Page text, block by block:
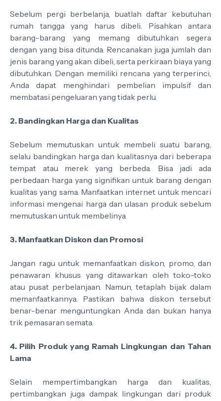
Sebelum pergi berbelanja, buatlah daftar kebutuhan
rumah tangga yang harus dibeli. Pisahkan antara
barang-barang yang memang dibutuhkan segera
dengan yang bisa ditunda. Rencanakan juga jumlah dan
jenis barang yang akan dibeli, serta perkiraan biaya yang
dibutuhkan. Dengan memiliki rencana yang terperinci,
Anda dapat menghindari pembelian impulsif dan
membatasi pengeluaran yang tidak perlu.
2. Bandingkan Harga dan Kualitas
Sebelum memutuskan untuk membeli suatu barang,
selalu bandingkan harga dan kualitasnya dari beberapa
tempat atau merek yang berbeda. Bisa jadi ada
perbedaan harga yang signifikan untuk barang dengan
kualitas yang sama. Manfaatkan internet untuk mencari
informasi mengenai harga dan ulasan produk sebelum
memutuskan untuk membelinya.
3. Manfaatkan Diskon dan Promosi
Jangan ragu untuk memanfaatkan diskon, promo, dan
penawaran khusus yang ditawarkan oleh toko-toko
atau pusat perbelanjaan. Namun, tetaplah bijak dalam
memanfaatkannya. Pastikan bahwa diskon tersebut
benar-benar menguntungkan Anda dan bukan hanya
trik pemasaran semata.
4. Pilih Produk yang Ramah Lingkungan dan Tahan
Lama
Selain mempertimbangkan harga dan kualitas,
pertimbangkan juga dampak lingkungan dari produk